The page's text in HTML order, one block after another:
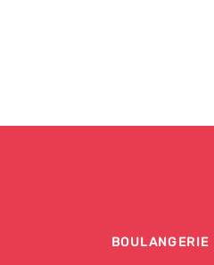
BOULANGERIE